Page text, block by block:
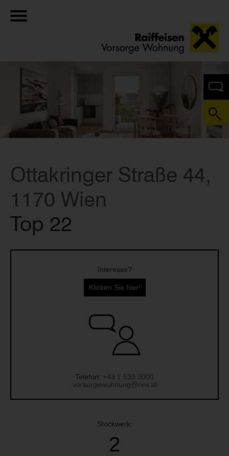
Ottakringer Straße 44,
1170 Wien
Top 22
Interesse?
Klicken Sie hier!
Telefon: +43 1 533 3000
vorsorgewohnung@rvw.at
Stockwerk:
2